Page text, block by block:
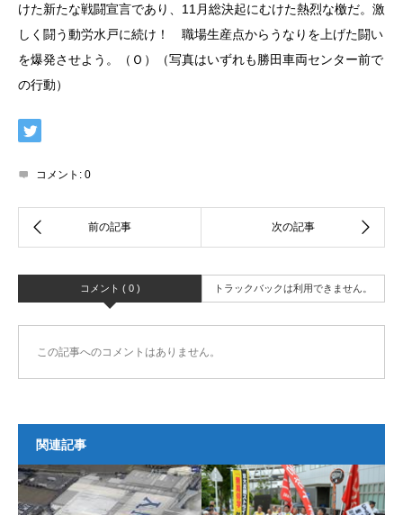
けた新たな戦闘宣言であり、11月総決起にむけた熱烈な檄だ。激
しく闘う動労水戸に続け！ 職場生産点からうなりを上げた闘い
を爆発させよう。（Ｏ）（写真はいずれも勝田車両センター前で
の行動）
コメント: 0
コメント ( 0 ) トラックバックは利用できません。
この記事へのコメントはありません。
関連記事